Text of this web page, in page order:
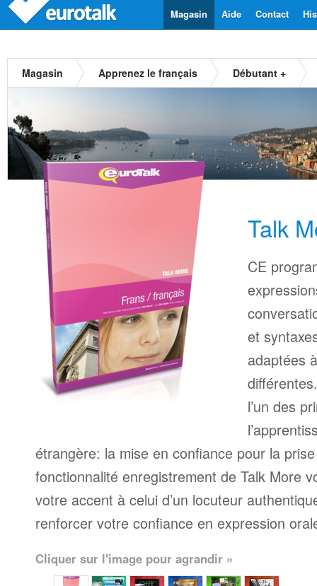
Contact
Aide
Magasin
Magasin Apprenez le français Débutant +
Talk
CE
et
adaptées
l’un des
étrangère: la mise en confiance pour la
fonctionnalité enregistrement de Talk More
votre accent à celui d’un locuteur
renforcer votre confiance en expression
Cliquer sur l'image pour agrandir »